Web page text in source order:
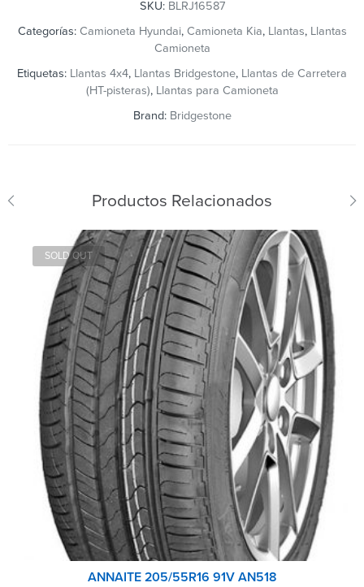
SKU: BLRJ16587
Categorías: Camioneta Hyundai, Camioneta Kia, Llantas, Llantas
Camioneta
Etiquetas: Llantas 4x4, Llantas Bridgestone, Llantas de Carretera
(HT-pisteras), Llantas para Camioneta
Brand: Bridgestone
Productos Relacionados
SOLD OUT
ANNAITE 205/55R16 91V AN518